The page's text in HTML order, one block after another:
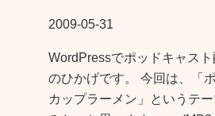
2009-05-31
WordPressでポッドキャスト
のひかげです。 今回は、「
カップラーメン」というテ